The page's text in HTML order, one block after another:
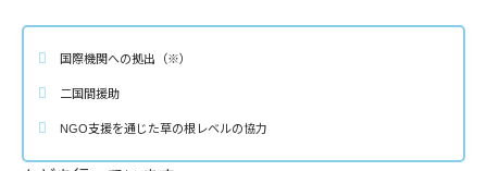
国際機関への拠出（※）
二国間援助
NGO支援を通じた草の根レベルの協力